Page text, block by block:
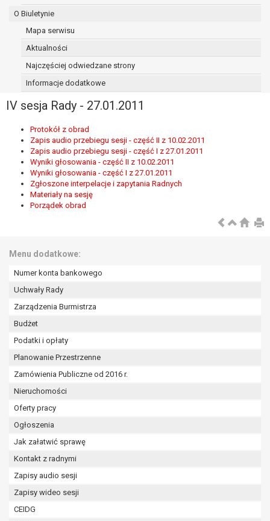
O Biuletynie
Mapa serwisu
Aktualności
Najczęściej odwiedzane strony
Informacje dodatkowe
IV sesja Rady - 27.01.2011
Protokół z obrad
Zapis audio przebiegu sesji - część II z 10.02.2011
Zapis audio przebiegu sesji - część I z 27.01.2011
Wyniki głosowania - część II z 10.02.2011
Wyniki głosowania - część I z 27.01.2011
Zgłoszone interpelacje i zapytania Radnych
Materiały na sesję
Porządek obrad
Menu dodatkowe:
Numer konta bankowego
Uchwały Rady
Zarządzenia Burmistrza
Budżet
Podatki i opłaty
Planowanie Przestrzenne
Zamówienia Publiczne od 2016 r.
Nieruchomości
Oferty pracy
Ogłoszenia
Jak załatwić sprawę
Kontakt z radnymi
Zapisy audio sesji
Zapisy wideo sesji
CEIDG
podstawie art. 20 RODO, w przypadku gdy
przetwarzanie danych odbywa się na
której dane dotyczą lub na podstawie
zgody wyrażonej przez tą osobę,
prawo sprzeciwu wobec przetwarzania
danych na podstawie art. 21 RODO, wobec
przetwarzania danych osobowych, którego
podstawą prawną jest:
interesie publicznym lub w ramach
wynikających z prawnie
realizowanych przez administratora
sprzeciwu, administrator nie może już
przetwarzać tych danych osobowych, chyba
W przypadku gdy przetwarzanie danych
osobowych odbywa się na podstawie zgody osoby